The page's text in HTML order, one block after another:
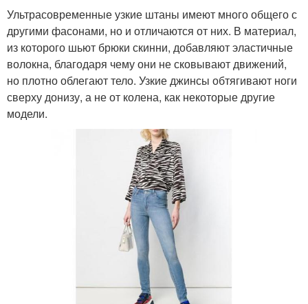
Ультрасовременные узкие штаны имеют много общего с
другими фасонами, но и отличаются от них. В материал,
из которого шьют брюки скинни, добавляют эластичные
волокна, благодаря чему они не сковывают движений,
но плотно облегают тело. Узкие джинсы обтягивают ноги
сверху донизу, а не от колена, как некоторые другие
модели.